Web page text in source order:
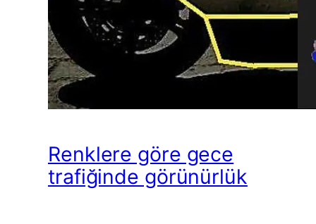
Renklere göre gece
trafiğinde görünürlük